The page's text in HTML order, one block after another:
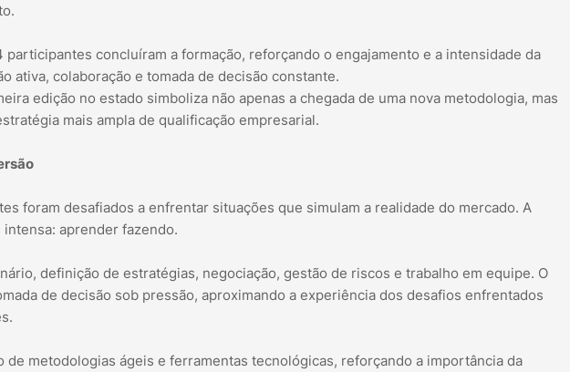
participantes concluíram a formação, reforçando o engajamento e a intensidade da
ativa, colaboração e tomada de decisão constante.
edição no estado simboliza não apenas a chegada de uma nova metodologia, mas
mais ampla de qualificação empresarial.
foram desafiados a enfrentar situações que simulam a realidade do mercado. A
aprender fazendo.
definição de estratégias, negociação, gestão de riscos e trabalho em equipe. O
de decisão sob pressão, aproximando a experiência dos desafios enfrentados
de metodologias ágeis e ferramentas tecnológicas, reforçando a importância da